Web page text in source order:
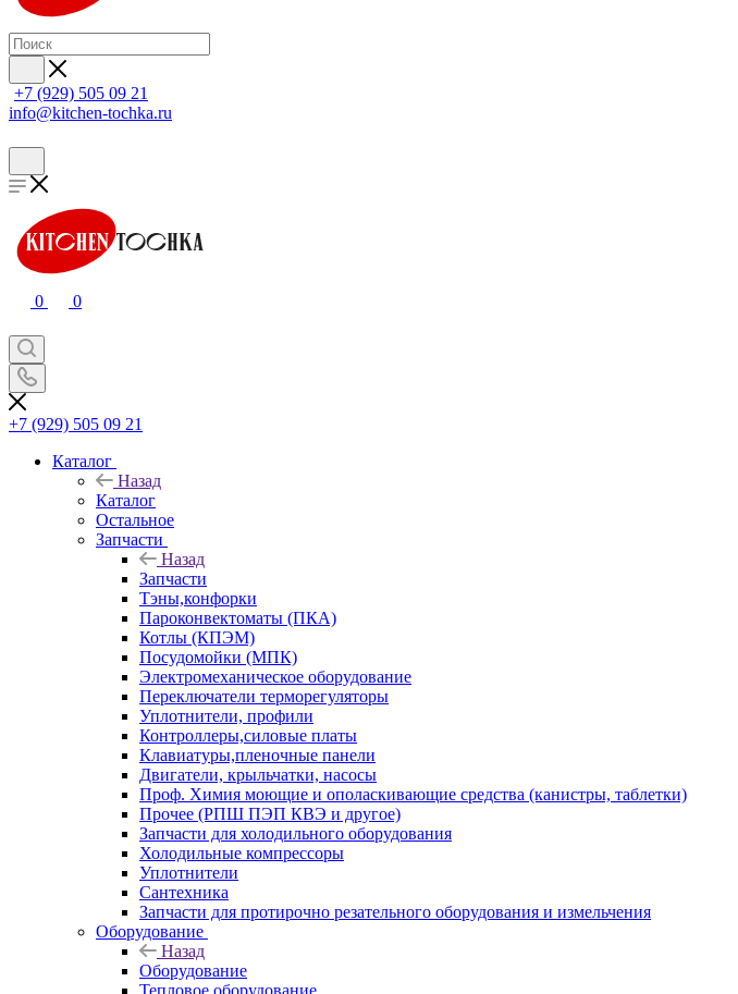
+7 (929) 505 09 21
info@kitchen-tochka.ru
0 0
+7 (929) 505 09 21
Каталог
Назад
Каталог
Остальное
Запчасти
Назад
Запчасти
Тэны,конфорки
Пароконвектоматы (ПКА)
Котлы (КПЭМ)
Посудомойки (МПК)
Электромеханическое оборудование
Переключатели терморегуляторы
Уплотнители, профили
Контроллеры,силовые платы
Клавиатуры,пленочные панели
Двигатели, крыльчатки, насосы
Проф. Химия моющие и ополаскивающие средства (канистры, таблетки)
Прочее (РПШ ПЭП КВЭ и другое)
Запчасти для холодильного оборудования
Холодильные компрессоры
Уплотнители
Сантехника
Запчасти для протирочно резательного оборудования и измельчения
Оборудование
Назад
Оборудование
Тепловое оборудование